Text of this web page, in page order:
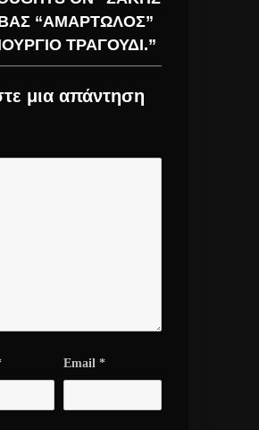
“ΑΜΑΡΤΩΛΌΣ”
ΤΡΑΓΟΎΔΙ.”
μια απάντηση
Email *